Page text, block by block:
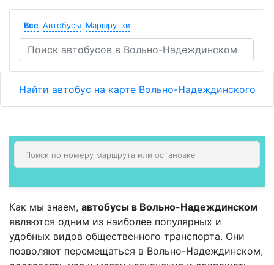
Все Автобусы Маршрутки
Найти автобус на карте Вольно-Надеждинского
Как мы знаем, автобусы в Вольно-Надеждинском
являются одним из наиболее популярных и
удобных видов общественного транспорта. Они
позволяют перемещаться в Вольно-Надеждинском,